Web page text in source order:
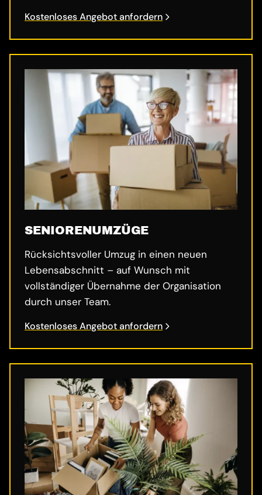
Kostenloses Angebot anfordern
SENIORENUMZÜGE
Rücksichtsvoller Umzug in einen neuen
Lebensabschnitt – auf Wunsch mit
vollständiger Übernahme der Organisation
durch unser Team.
Kostenloses Angebot anfordern